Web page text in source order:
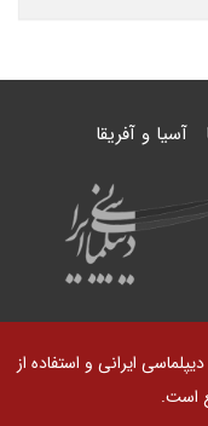
آسیا و آفریقا
ایرانی و استفاده از
است.